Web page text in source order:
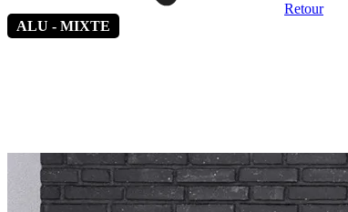
Retour
ALU - MIXTE